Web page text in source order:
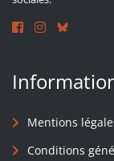
Mentions
Conditions